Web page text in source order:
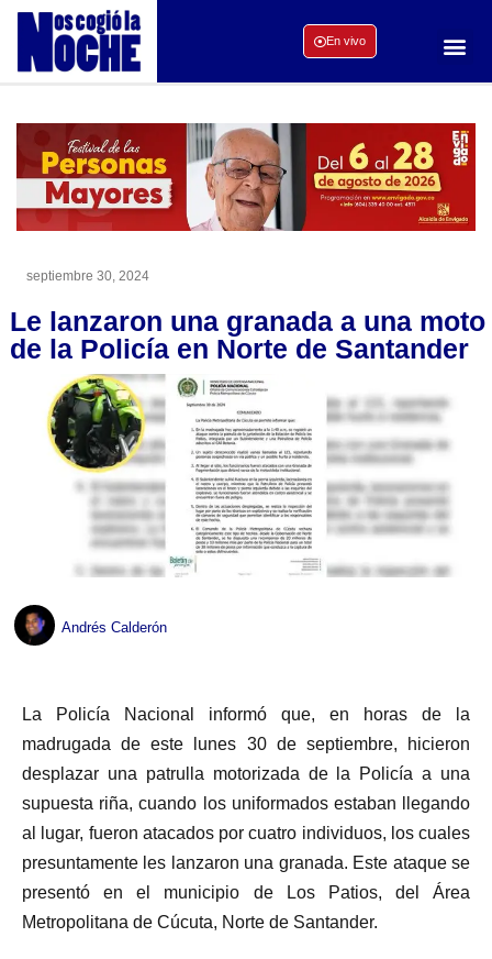
En vivo
septiembre 30, 2024
Le lanzaron una granada a una moto
de la Policía en Norte de Santander
Andrés Calderón
La Policía Nacional informó que, en horas de la
madrugada de este lunes 30 de septiembre, hicieron
desplazar una patrulla motorizada de la Policía a una
supuesta riña, cuando los uniformados estaban llegando
al lugar, fueron atacados por cuatro individuos, los cuales
presuntamente les lanzaron una granada. Este ataque se
presentó en el municipio de Los Patios, del Área
Metropolitana de Cúcuta, Norte de Santander.